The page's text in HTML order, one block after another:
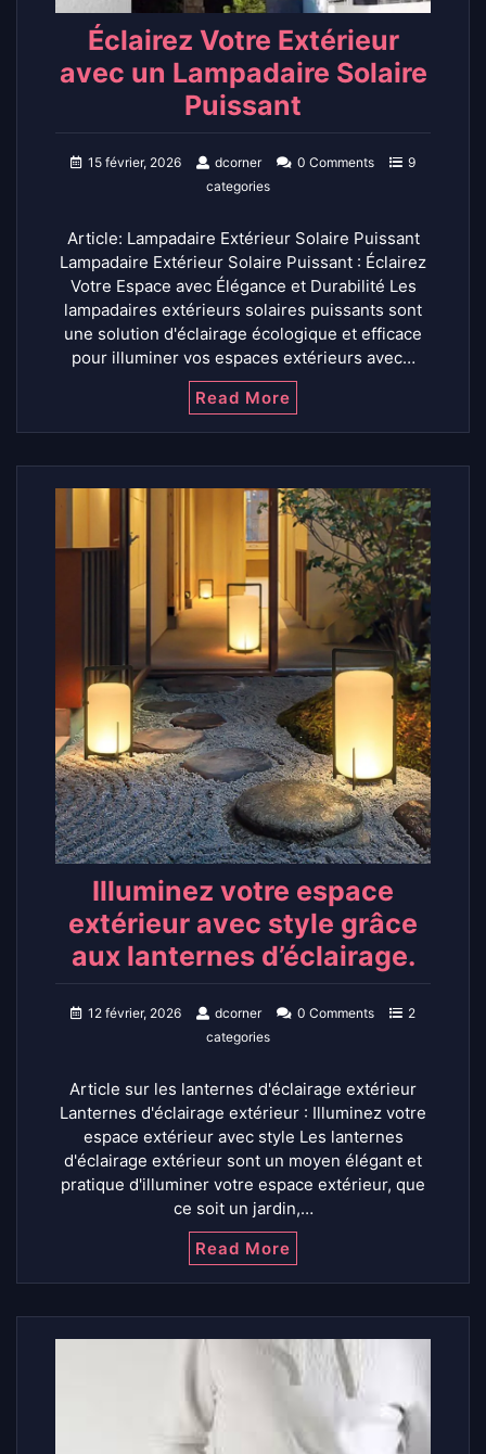
Éclairez Votre Extérieur
avec un Lampadaire Solaire
Puissant
15 février, 2026 dcorner 0 Comments
9
categories
Article: Lampadaire Extérieur Solaire Puissant
Lampadaire Extérieur Solaire Puissant : Éclairez
Votre Espace avec Élégance et Durabilité Les
lampadaires extérieurs solaires puissants sont
une solution d'éclairage écologique et efficace
pour illuminer vos espaces extérieurs avec…
Read More
Illuminez votre espace
extérieur avec style grâce
aux lanternes d’éclairage.
12 février, 2026 dcorner 0 Comments
2
categories
Article sur les lanternes d'éclairage extérieur
Lanternes d'éclairage extérieur : Illuminez votre
espace extérieur avec style Les lanternes
d'éclairage extérieur sont un moyen élégant et
pratique d'illuminer votre espace extérieur, que
ce soit un jardin,…
Read More